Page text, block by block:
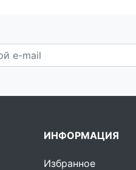
ИНФОРМАЦИЯ
Избранное